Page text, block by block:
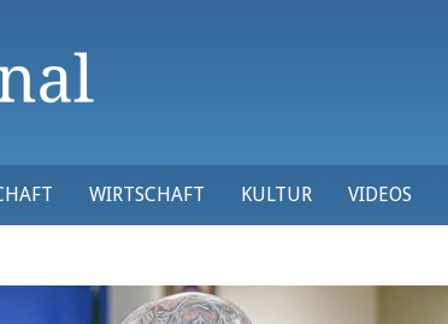
WIRTSCHAFT KULTUR VIDEOS